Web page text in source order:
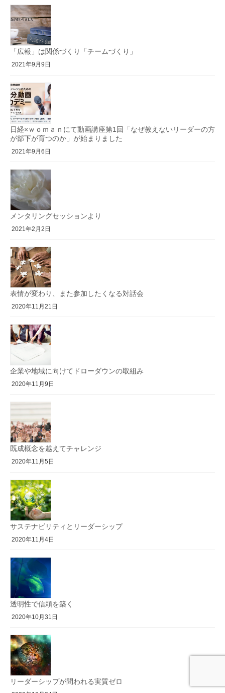
「広報」は関係づくり「チームづくり」
2021年9月9日
日経×ｗｏｍａｎにて動画講座第1回「なぜ教えないリーダーの方
が部下が育つのか」が始まりました
2021年9月6日
メンタリングセッションより
2021年2月2日
表情が変わり、また参加したくなる対話会
2020年11月21日
企業や地域に向けてドローダウンの取組み
2020年11月9日
既成概念を越えてチャレンジ
2020年11月5日
サステナビリティとリーダーシップ
2020年11月4日
透明性で信頼を築く
2020年10月31日
リーダーシップが問われる実質ゼロ